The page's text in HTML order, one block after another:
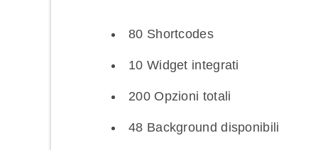
80 Shortcodes
10 Widget integrati
200 Opzioni totali
48 Background disponibili